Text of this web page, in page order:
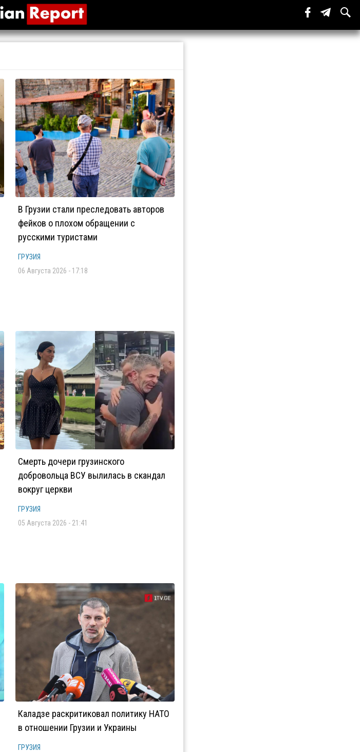
В Грузии стали преследовать авторов
фейков о плохом обращении с
русскими туристами
ГРУЗИЯ
06 Августа 2026 - 17:18
Смерть дочери грузинского
добровольца ВСУ вылилась в скандал
вокруг церкви
ГРУЗИЯ
05 Августа 2026 - 21:41
Каладзе раскритиковал политику НАТО
в отношении Грузии и Украины
ГРУЗИЯ